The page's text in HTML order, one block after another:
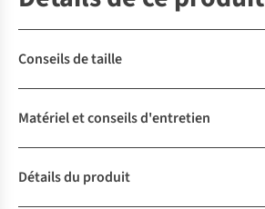
Conseils de taille
Matériel et conseils d'entretien
Détails du produit